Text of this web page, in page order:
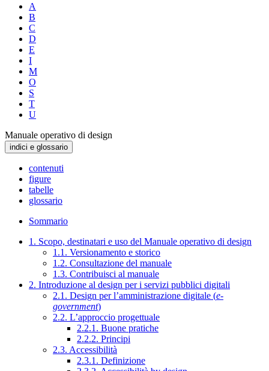
A
B
C
D
E
I
M
O
S
T
U
Manuale operativo di design
indici e glossario
contenuti
figure
tabelle
glossario
Sommario
1. Scopo, destinatari e uso del Manuale operativo di design
1.1. Versionamento e storico
1.2. Consultazione del manuale
1.3. Contribuisci al manuale
2. Introduzione al design per i servizi pubblici digitali
2.1. Design per l’amministrazione digitale (e-
government)
2.2. L’approccio progettuale
2.2.1. Buone pratiche
2.2.2. Principi
2.3. Accessibilità
2.3.1. Definizione